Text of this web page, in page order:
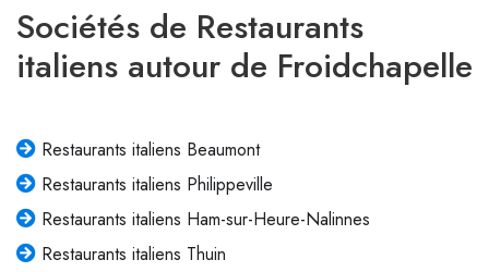
Sociétés de Restaurants
italiens autour de Froidchapelle
Restaurants italiens Beaumont
Restaurants italiens Philippeville
Restaurants italiens Ham-sur-Heure-Nalinnes
Restaurants italiens Thuin